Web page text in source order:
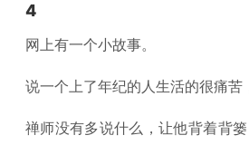
4
网上有一个小故事。
说一个上了年纪的人生活的很痛苦
禅师没有多说什么，让他背着背